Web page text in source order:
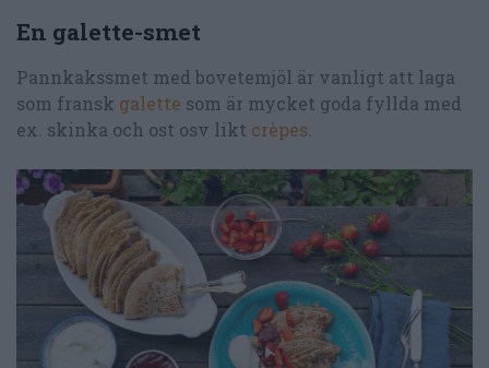
En galette-smet
Pannkakssmet med bovetemjöl är vanligt att laga
som fransk galette som är mycket goda fyllda med
ex. skinka och ost osv likt crèpes